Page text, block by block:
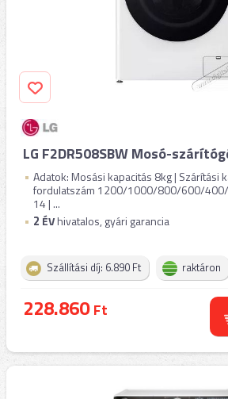
LG F2DR508SBW Mosó-
Adatok: Mosási kapacitás 8kg | Szárítási
fordulatszám 1200/1000/800/600/400/
14 | ...
2 ÉVhivatalos, gyári garancia
Szállítási díj: 6.890 Ft raktáron
228.860Ft